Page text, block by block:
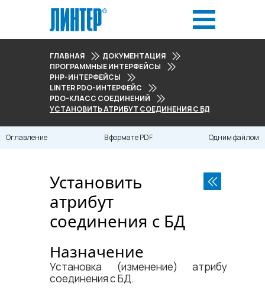
ГЛАВНАЯ
ДОКУМЕНТАЦИЯ
ПРОГРАММНЫЕ ИНТЕРФЕЙСЫ
PHP-ИНТЕРФЕЙСЫ
LINTER PDO-ИНТЕРФЕЙС
PDO-КЛАСС СОЕДИНЕНИЙ
УСТАНОВИТЬ АТРИБУТ СОЕДИНЕНИЯ С БД
Оглавление В формате PDF Одним файлом
Установить
атрибут
соединения с БД
Назначение
Установка (изменение) атрибутов
соединения с БД.